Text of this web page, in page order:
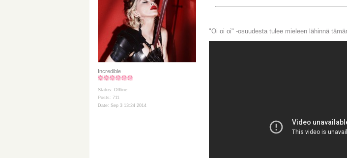
Incredible
Status: Offline
Posts: 711
Date: Sep 3 13:24 2014
"Oi oi oi" -osuudesta tulee mieleen lähinnä